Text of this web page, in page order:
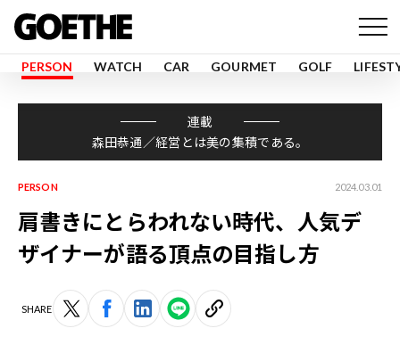
PERSON WATCH CAR GOURMET GOLF
連載
森田恭通／経営とは美の集積である。
PERSON 2024.03.01
肩書きにとらわれない時代、人気デ
ザイナーが語る頂点の目指し方
SHARE